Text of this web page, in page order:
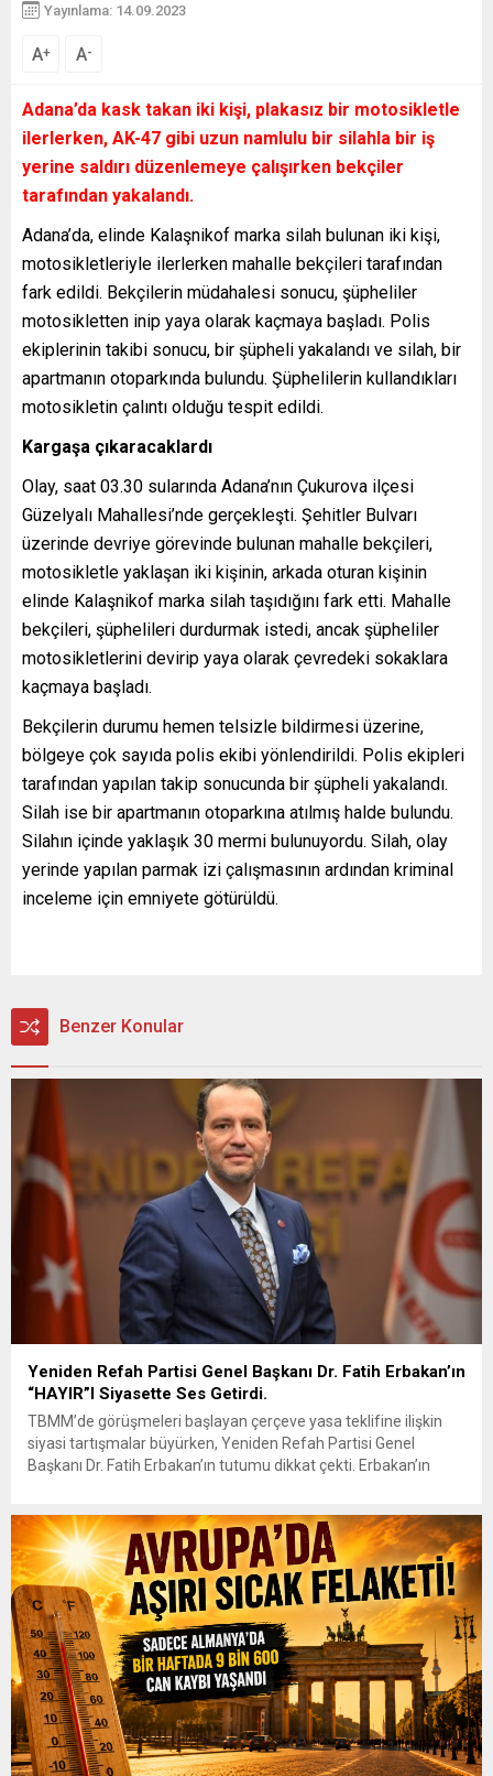
Yayınlama: 14.09.2023
A+ A-
Adana’da kask takan iki kişi, plakasız bir motosikletle
ilerlerken, AK-47 gibi uzun namlulu bir silahla bir iş
yerine saldırı düzenlemeye çalışırken bekçiler
tarafından yakalandı.
Adana’da, elinde Kalaşnikof marka silah bulunan iki kişi,
motosikletleriyle ilerlerken mahalle bekçileri tarafından
fark edildi. Bekçilerin müdahalesi sonucu, şüpheliler
motosikletten inip yaya olarak kaçmaya başladı. Polis
ekiplerinin takibi sonucu, bir şüpheli yakalandı ve silah, bir
apartmanın otoparkında bulundu. Şüphelilerin kullandıkları
motosikletin çalıntı olduğu tespit edildi.
Kargaşa çıkaracaklardı
Olay, saat 03.30 sularında Adana’nın Çukurova ilçesi
Güzelyalı Mahallesi’nde gerçekleşti. Şehitler Bulvarı
üzerinde devriye görevinde bulunan mahalle bekçileri,
motosikletle yaklaşan iki kişinin, arkada oturan kişinin
elinde Kalaşnikof marka silah taşıdığını fark etti. Mahalle
bekçileri, şüphelileri durdurmak istedi, ancak şüpheliler
motosikletlerini devirip yaya olarak çevredeki sokaklara
kaçmaya başladı.
Bekçilerin durumu hemen telsizle bildirmesi üzerine,
bölgeye çok sayıda polis ekibi yönlendirildi. Polis ekipleri
tarafından yapılan takip sonucunda bir şüpheli yakalandı.
Silah ise bir apartmanın otoparkına atılmış halde bulundu.
Silahın içinde yaklaşık 30 mermi bulunuyordu. Silah, olay
yerinde yapılan parmak izi çalışmasının ardından kriminal
inceleme için emniyete götürüldü.
Benzer Konular
Yeniden Refah Partisi Genel Başkanı Dr. Fatih Erbakan’ın
“HAYIR”I Siyasette Ses Getirdi.
TBMM’de görüşmeleri başlayan çerçeve yasa teklifine ilişkin
siyasi tartışmalar büyürken, Yeniden Refah Partisi Genel
Başkanı Dr. Fatih Erbakan’ın tutumu dikkat çekti. Erbakan’ın
Partisi Genel Başkanı Ümit Özdağ’dan dikkat çeken destek
geldi. Türkiye Büyük Millet Meclisi’nde...